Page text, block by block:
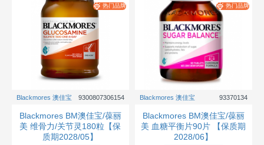
热门品牌
Blackmores 澳佳宝 9300807306154
Blackmores BM澳佳宝/葆丽
美 维骨力/关节灵180粒【保
质期2028/05】
热门品牌
Blackmores 澳佳宝 93370134
Blackmores BM澳佳宝/葆丽
美 血糖平衡片90片 【保质期
2028/06】